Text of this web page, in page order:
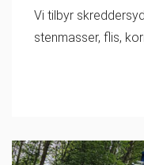
Vi tilbyr
stenmasser, flis,